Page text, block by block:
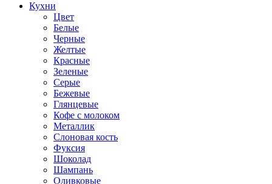
Кухни
Цвет
Белые
Черные
Желтые
Красные
Зеленые
Серые
Бежевые
Глянцевые
Кофе с молоком
Металлик
Слоновая кость
Фуксия
Шоколад
Шампань
Оливковые